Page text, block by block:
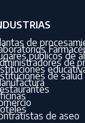
de
públicos de
de
de salud
de aseo